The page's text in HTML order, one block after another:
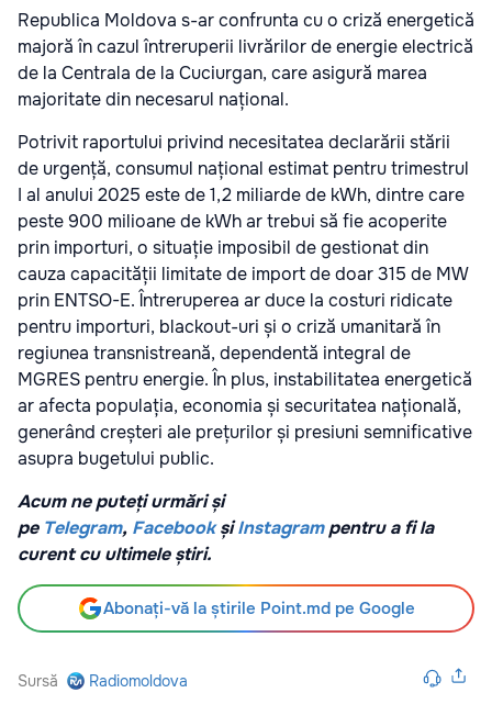
Republica Moldova s-ar confrunta cu o criză energetică
majoră în cazul întreruperii livrărilor de energie electrică
de la Centrala de la Cuciurgan, care asigură marea
majoritate din necesarul național.
Potrivit raportului privind necesitatea declarării stării
de urgență, consumul național estimat pentru trimestrul
I al anului 2025 este de 1,2 miliarde de kWh, dintre care
peste 900 milioane de kWh ar trebui să fie acoperite
prin importuri, o situație imposibil de gestionat din
cauza capacității limitate de import de doar 315 de MW
prin ENTSO-E. Întreruperea ar duce la costuri ridicate
pentru importuri, blackout-uri și o criză umanitară în
regiunea transnistreană, dependentă integral de
MGRES pentru energie. În plus, instabilitatea energetică
ar afecta populația, economia și securitatea națională,
generând creșteri ale prețurilor și presiuni semnificative
asupra bugetului public.
Acum ne puteți urmări și
pe Telegram, Facebook șiInstagrampentru a fi la
curent cu ultimele știri.
Abonați-vă la știrile Point.md pe Google
Sursă Radiomoldova